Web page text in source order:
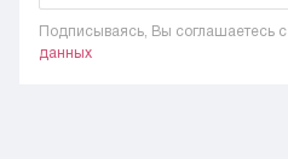
Подписываясь, Вы соглашаетесь c
данных